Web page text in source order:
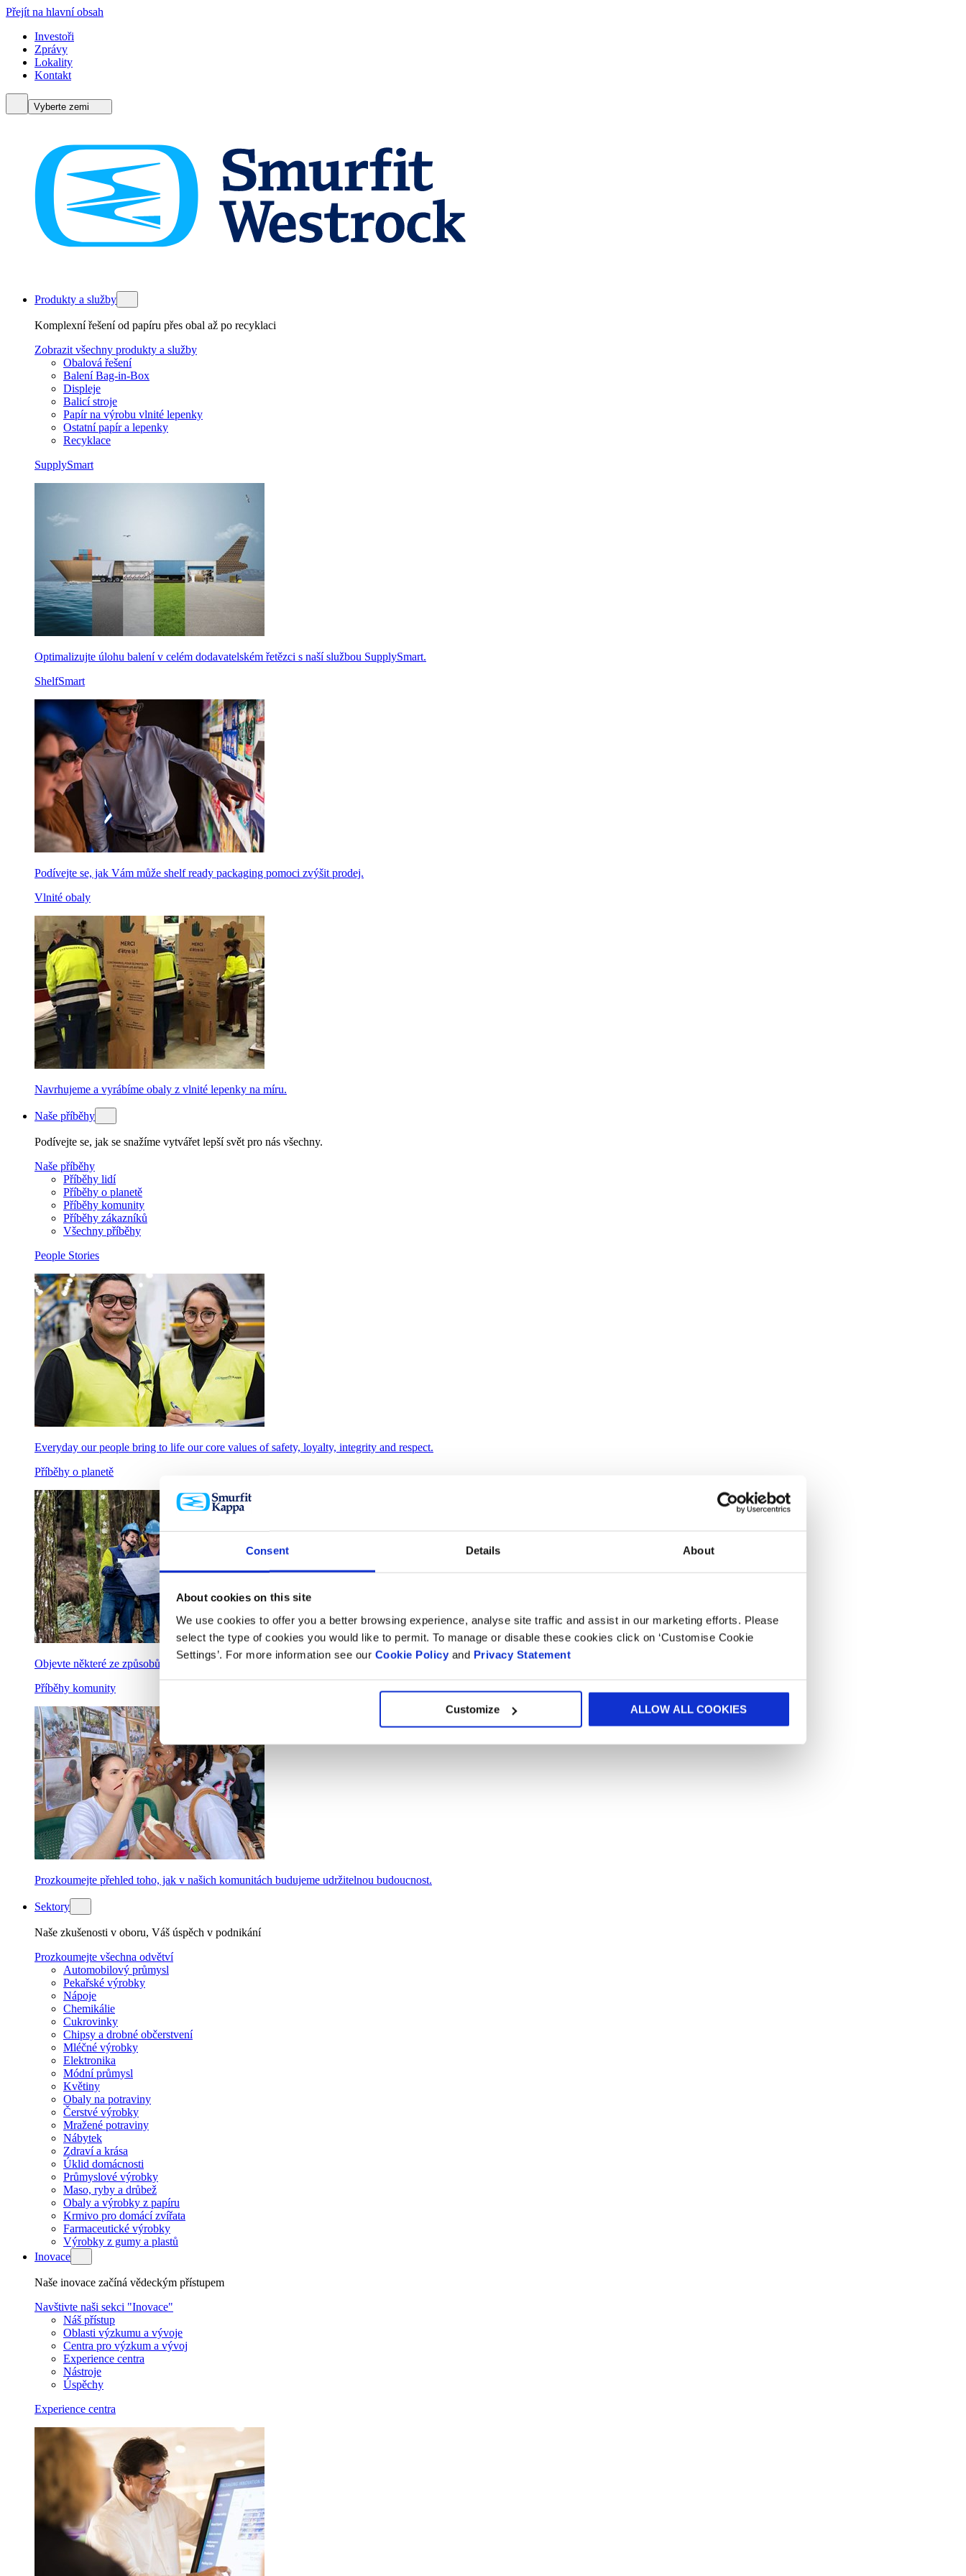
Consent Details About
About cookies on this site
We use cookies to offer you a better browsing experience, analyse site traffic and assist in our marketing efforts. Please
select the type of cookies you would like to permit. To manage or disable these cookies click on ‘Customise Cookie
Settings’. For more information see our Cookie Policy and Privacy Statement
Customize ALLOW ALL COOKIES
Přejít na hlavní obsah
Investoři
Zprávy
Lokality
Kontakt
Vyberte zemi
Produkty a služby
Komplexní řešení od papíru přes obal až po recyklaci
Zobrazit všechny produkty a služby
Obalová řešení
Balení Bag-in-Box
Displeje
Balicí stroje
Papír na výrobu vlnité lepenky
Ostatní papír a lepenky
Recyklace
SupplySmart
Optimalizujte úlohu balení v celém dodavatelském řetězci s naší službou SupplySmart.
ShelfSmart
Podívejte se, jak Vám může shelf ready packaging pomoci zvýšit prodej.
Vlnité obaly
Navrhujeme a vyrábíme obaly z vlnité lepenky na míru.
Naše příběhy
Podívejte se, jak se snažíme vytvářet lepší svět pro nás všechny.
Naše příběhy
Příběhy lidí
Příběhy o planetě
Příběhy komunity
Příběhy zákazníků
Všechny příběhy
People Stories
Everyday our people bring to life our core values of safety, loyalty, integrity and respect.
Příběhy o planetě
Objevte některé ze způsobů, kterými podporujeme ekologičtější a modřejší planetu.
Příběhy komunity
Prozkoumejte přehled toho, jak v našich komunitách budujeme udržitelnou budoucnost.
Sektory
Naše zkušenosti v oboru, Váš úspěch v podnikání
Prozkoumejte všechna odvětví
Automobilový průmysl
Pekařské výrobky
Nápoje
Chemikálie
Cukrovinky
Chipsy a drobné občerstvení
Mléčné výrobky
Elektronika
Módní průmysl
Květiny
Obaly na potraviny
Čerstvé výrobky
Mražené potraviny
Nábytek
Zdraví a krása
Úklid domácnosti
Průmyslové výrobky
Maso, ryby a drůbež
Obaly a výrobky z papíru
Krmivo pro domácí zvířata
Farmaceutické výrobky
Výrobky z gumy a plastů
Inovace
Naše inovace začíná vědeckým přístupem
Navštivte naši sekci "Inovace"
Náš přístup
Oblasti výzkumu a vývoje
Centra pro výzkum a vývoj
Experience centra
Nástroje
Úspěchy
Experience centra